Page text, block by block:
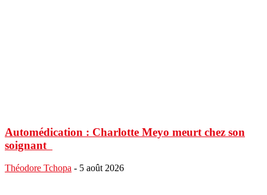
Automédication : Charlotte Meyo meurt chez son
soignant
Théodore Tchopa - 5 août 2026